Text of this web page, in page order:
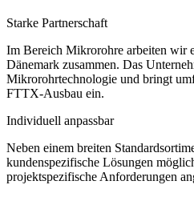
Starke Partnerschaft
Im Bereich Mikrorohre arbeiten wir
Dänemark zusammen. Das
Mikrorohrtechnologie und bringt
FTTX-Ausbau ein.
Individuell anpassbar
Neben einem breiten
kundenspezifische Lösungen
projektspezifische Anforderungen